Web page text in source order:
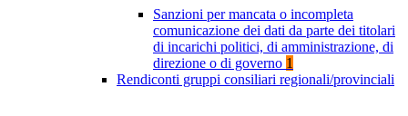
Sanzioni per mancata o incompleta
comunicazione dei dati da parte dei titolari
di incarichi politici, di amministrazione, di
direzione o di governo 1
Rendiconti gruppi consiliari regionali/provinciali